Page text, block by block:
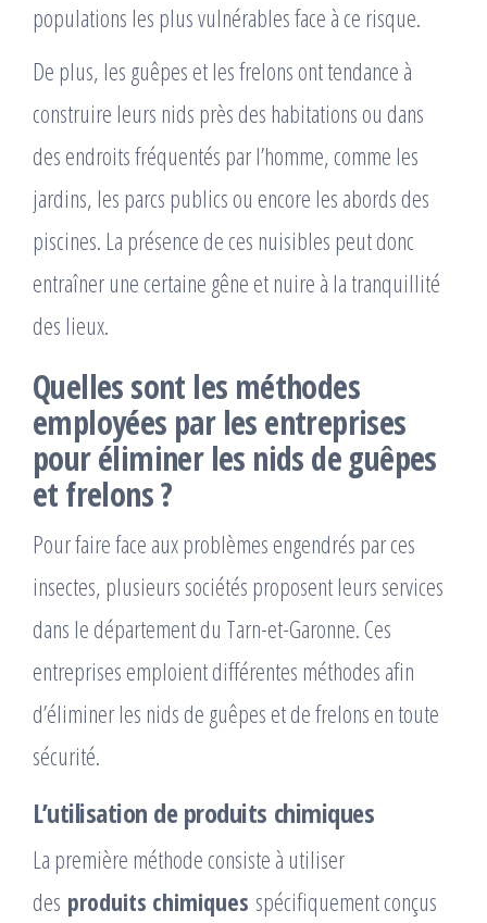
populations les plus vulnérables face à ce risque.
De plus, les guêpes et les frelons ont tendance à
construire leurs nids près des habitations ou dans
des endroits fréquentés par l’homme, comme les
jardins, les parcs publics ou encore les abords des
piscines. La présence de ces nuisibles peut donc
entraîner une certaine gêne et nuire à la tranquillité
des lieux.
Quelles sont les méthodes
employées par les entreprises
pour éliminer les nids de guêpes
et frelons ?
Pour faire face aux problèmes engendrés par ces
insectes, plusieurs sociétés proposent leurs services
dans le département du Tarn-et-Garonne. Ces
entreprises emploient différentes méthodes afin
d’éliminer les nids de guêpes et de frelons en toute
sécurité.
L’utilisation de produits chimiques
La première méthode consiste à utiliser
des produits chimiques spécifiquement conçus